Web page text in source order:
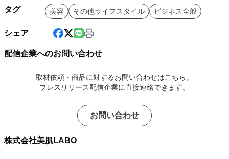
タグ 美容 その他ライフスタイル ビジネス全般
シェア
配信企業へのお問い合わせ
取材依頼・商品に対するお問い合わせはこちら。
プレスリリース配信企業に直接連絡できます。
お問い合わせ
株式会社美肌LABO